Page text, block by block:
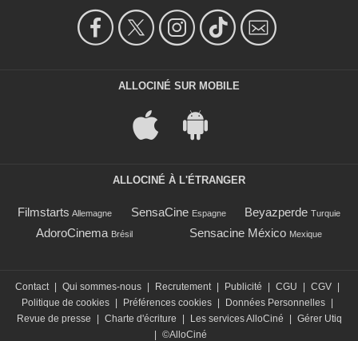
ALLOCINÉ SUR MOBILE
ALLOCINÉ À L'ÉTRANGER
Filmstarts Allemagne SensaCine Espagne Beyazperde Turquie
AdoroCinema Brésil Sensacine México Mexique
Contact | Qui sommes-nous | Recrutement | Publicité | CGU | CGV |
Politique de cookies | Préférences cookies | Données Personnelles |
Revue de presse
| Charte d'écriture | Les services AlloCiné | Gérer Utiq
| ©AlloCiné